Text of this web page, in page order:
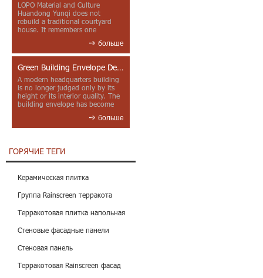
LOPO Material and Culture
Huandong Yunqi does not
rebuild a traditional courtyard
house. It remembers one
больше
Green Building Envelope Design: Clay Sunscreen Fins for Modern Headquarters Architecture
A modern headquarters building
is no longer judged only by its
height or its interior quality. The
building envelope has become
больше
ГОРЯЧИЕ ТЕГИ
Керамическая плитка
Группа Rainscreen терракота
Терракотовая плитка напольная
Стеновые фасадные панели
Стеновая панель
Терракотовая Rainscreen фасад